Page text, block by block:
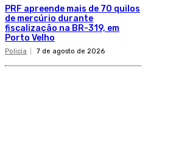
PRF apreende mais de 70 quilos
de mercúrio durante
fiscalização na BR-319, em
Porto Velho
Policia 7 de agosto de 2026